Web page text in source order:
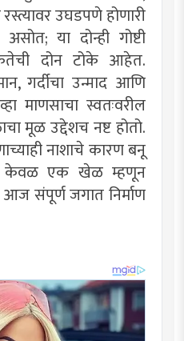
उघडपणे होणारी
या दोन्ही गोष्टी
दोन टोके आहेत.
गर्दीचा उन्माद आणि
माणसाचा स्वतःवरील
मूळ उद्देशच नष्ट होतो.
नाशाचे कारण बनू
केवळ एक खेळ म्हणून
आज संपूर्ण जगात निर्माण